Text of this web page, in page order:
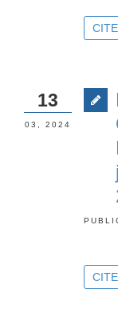
13
03, 2024